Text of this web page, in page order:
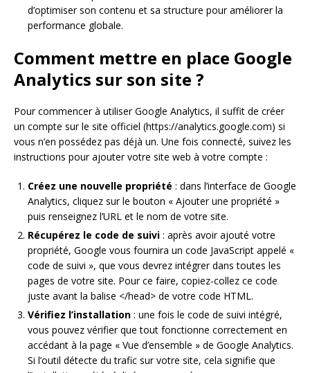
d’optimiser son contenu et sa structure pour améliorer la
performance globale.
Comment mettre en place Google
Analytics sur son site ?
Pour commencer à utiliser Google Analytics, il suffit de créer
un compte sur le site officiel (https://analytics.google.com) si
vous n’en possédez pas déjà un. Une fois connecté, suivez les
instructions pour ajouter votre site web à votre compte :
Créez une nouvelle propriété : dans l’interface de Google
Analytics, cliquez sur le bouton « Ajouter une propriété »
puis renseignez l’URL et le nom de votre site.
Récupérez le code de suivi : après avoir ajouté votre
propriété, Google vous fournira un code JavaScript appelé «
code de suivi », que vous devrez intégrer dans toutes les
pages de votre site. Pour ce faire, copiez-collez ce code
juste avant la balise </head> de votre code HTML.
Vérifiez l’installation : une fois le code de suivi intégré,
vous pouvez vérifier que tout fonctionne correctement en
accédant à la page « Vue d’ensemble » de Google Analytics.
Si l’outil détecte du trafic sur votre site, cela signifie que